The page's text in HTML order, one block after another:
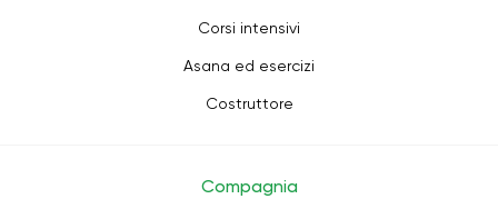
Corsi intensivi
Asana ed esercizi
Costruttore
Compagnia